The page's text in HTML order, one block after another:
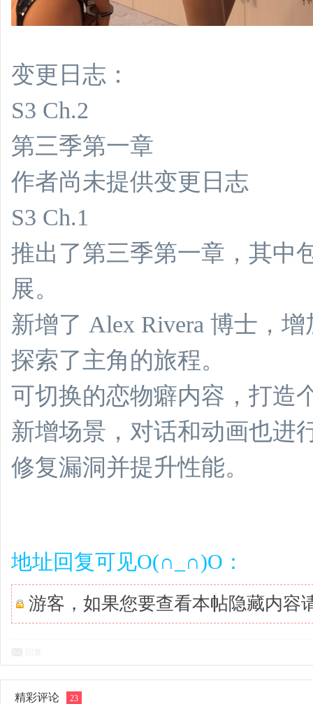
变更日志：
S3 Ch.2
第三季第一章
作者尚未提供变更日志
S3 Ch.1
推出了第三季第一章，其中
展。
新增了 Alex Rivera 博士，
探索了主角的旅程。
可切换的恋物癖内容，打造
新增场景，对话和动画也进
修复漏洞并提升性能。
地址回复可见O(∩_∩)O：
游客，如果您要查看本帖隐藏内容
精彩评论 23